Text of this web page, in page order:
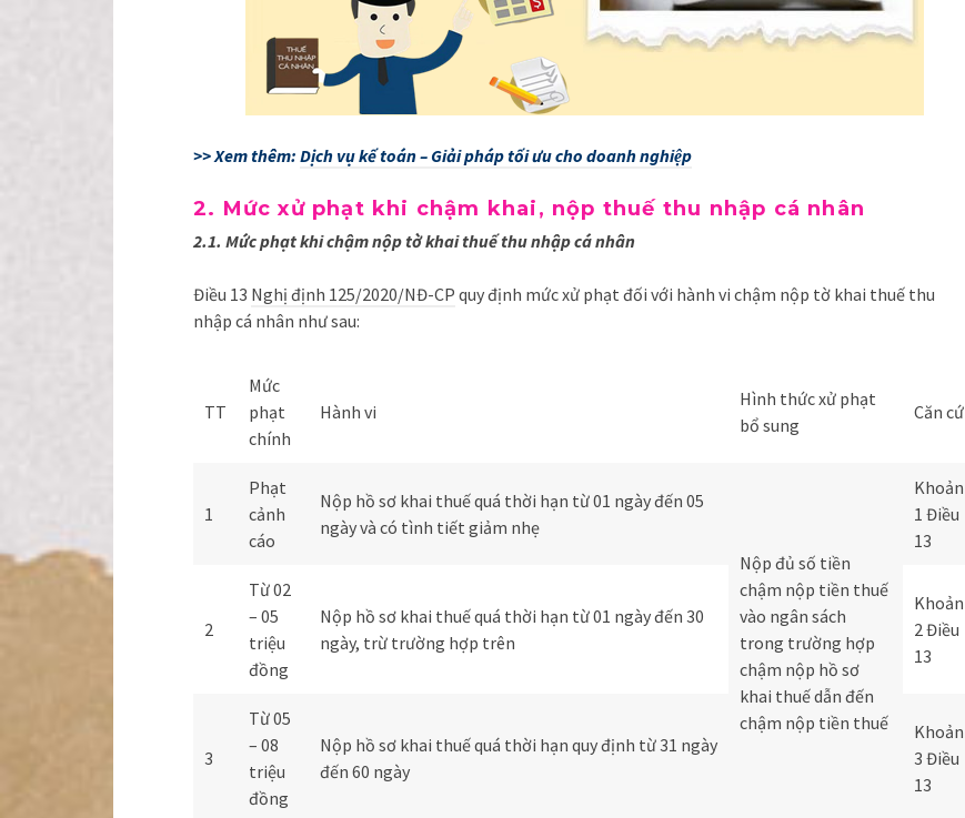
>> Xem thêm: Dịch vụ kế toán – Giải pháp tối ưu cho doanh nghiệp
2. Mức xử phạt khi chậm khai, nộp thuế thu nhập cá nhân
2.1. Mức phạt khi chậm nộp tờ khai thuế thu nhập cá nhân
Điều 13 Nghị định 125/2020/NĐ-CP quy định mức xử phạt đối với hành vi chậm nộp tờ khai thuế thu
nhập cá nhân như sau:
TT
Mức
phạt
chính
Hành vi
Hình thức xử phạt
bổ sung
Căn cứ
1
Phạt
cảnh
cáo
Nộp hồ sơ khai thuế quá thời hạn từ 01 ngày đến 05
ngày và có tình tiết giảm nhẹ
Nộp đủ số tiền
chậm nộp tiền thuế
vào ngân sách
trong trường hợp
chậm nộp hồ sơ
khai thuế dẫn đến
chậm nộp tiền thuế
Khoản
1 Điều
13
2
Từ 02
– 05
triệu
đồng
Nộp hồ sơ khai thuế quá thời hạn từ 01 ngày đến 30
ngày, trừ trường hợp trên
Khoản
2 Điều
13
3
Từ 05
– 08
triệu
đồng
Nộp hồ sơ khai thuế quá thời hạn quy định từ 31 ngày
đến 60 ngày
Khoản
3 Điều
13